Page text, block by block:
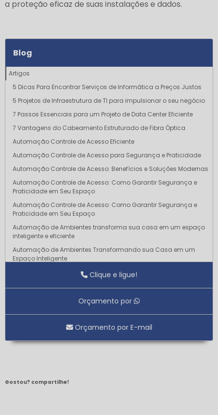
a proteção eficaz de suas instalações e dados.
Blog
Artigos
5 Dicas Para Encontrar Serviços de Informática a Preços Justos
5 Projetos de Infraestrutura de TI para impulsionar o seu negócio
7 Passos Essenciais para um Projeto de Data Center Eficiente
7 Vantagens do Cabeamento Estruturado de Fibra Óptica
Automação Controle de Acesso Eficiente
Automação Controle de Acesso para Segurança e Praticidade
Automação Controle de Acesso: Benefícios e Soluções Modernas
Automação Controle de Acesso: Como Garantir Segurança e
Praticidade em Seu Espaço
Automação Controle de Acesso: Como Garantir Segurança e
Praticidade em Seu Espaço
Automação de Ambientes transforma sua casa em um espaço
inteligente e eficiente
Automação de Ambientes Transformando sua Casa em um
Espaço Inteligente
Automação de Ambientes Transforme sua Casa em um Espaço
Automação de Ambientes: Transforme Seu Espaço
Automação de Infraestrutura Revoluciona a Gestão de Recursos
Clique e ligue!
Orçamento por
Orçamento por E-mail
Gostou? compartilhe!